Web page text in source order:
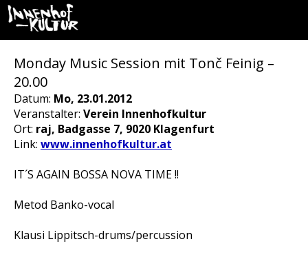
Monday Music Session mit Tonč Feinig –
20.00
Datum: Mo, 23.01.2012
Veranstalter: Verein Innenhofkultur
Ort: raj, Badgasse 7, 9020 Klagenfurt
Link: www.innenhofkultur.at
IT´S AGAIN BOSSA NOVA TIME !!
Metod Banko-vocal
Klausi Lippitsch-drums/percussion